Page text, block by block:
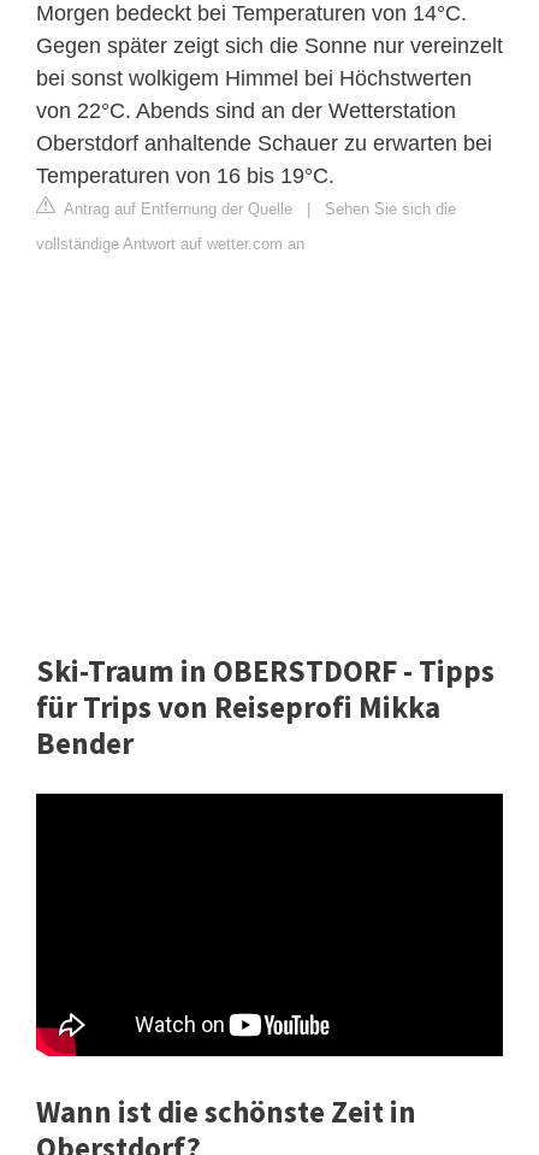
Morgen bedeckt bei Temperaturen von 14°C.
Gegen später zeigt sich die Sonne nur vereinzelt
bei sonst wolkigem Himmel bei Höchstwerten
von 22°C. Abends sind an der Wetterstation
Oberstdorf anhaltende Schauer zu erwarten bei
Temperaturen von 16 bis 19°C.
Antrag auf Entfernung der Quelle
Sehen Sie sich die
vollständige Antwort auf wetter.com an
Ski-Traum in OBERSTDORF - Tipps
für Trips von Reiseprofi Mikka
Bender
Wann ist die schönste Zeit in
Oberstdorf?